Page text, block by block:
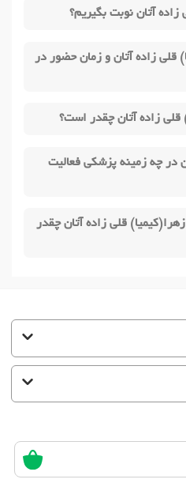
زاده آتان نوبت بگیریم؟
قلی زاده آتان و زمان حضور در
قلی زاده آتان چقدر است؟
در چه زمینه پزشکی فعالیت
قلی زاده آتان چقدر